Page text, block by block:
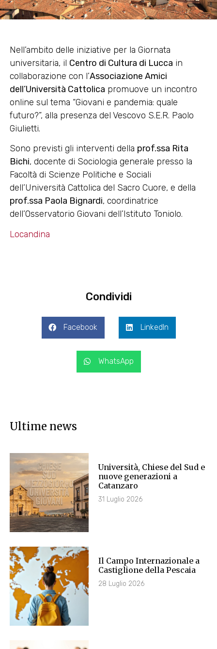
Nell’ambito delle iniziative per la Giornata
universitaria, il Centro di Cultura di Lucca in
collaborazione con l’Associazione Amici
dell’Università Cattolica promuove un incontro
online sul tema “Giovani e pandemia: quale
futuro?”, alla presenza del Vescovo S.E.R. Paolo
Giulietti.
Sono previsti gli interventi della prof.ssa Rita
Bichi, docente di Sociologia generale presso la
Facoltà di Scienze Politiche e Sociali
dell’Università Cattolica del Sacro Cuore, e della
prof.ssa Paola Bignardi, coordinatrice
dell’Osservatorio Giovani dell’Istituto Toniolo.
Locandina
Condividi
Facebook LinkedIn
WhatsApp
Ultime news
Università, Chiese del Sud e
nuove generazioni a
Catanzaro
31 Luglio 2026
Il Campo Internazionale a
Castiglione della Pescaia
28 Luglio 2026